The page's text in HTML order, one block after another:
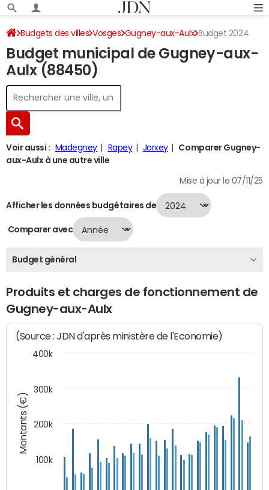
Budgets des villes Vosges Gugney-aux-Aulx Budget 2024
Budget municipal de Gugney-aux-
Aulx (88450)
Voir aussi : Madegney Rapey Jorxey
Comparer Gugney-
aux-Aulx à une autre ville
Mise à jour le 07/11/25
Afficher les données budgétaires de
Comparer avec
Budget général
Produits et charges de fonctionnement de
Gugney-aux-Aulx
Montants (€)
(Source : JDN d'après ministère de l'Economie)
100k
200k
300k
400k